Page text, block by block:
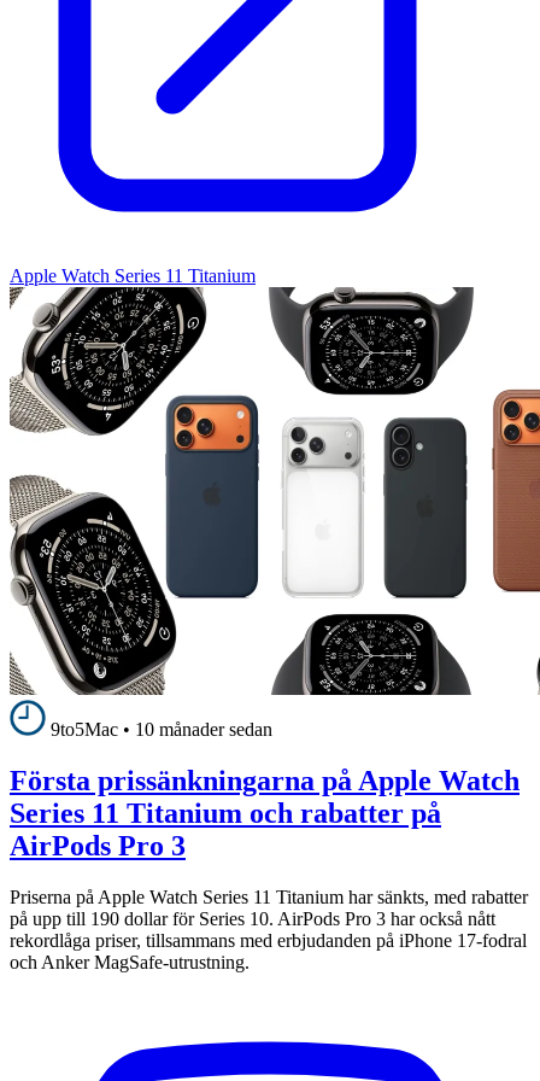
Apple Watch Series 11 Titanium
9to5Mac • 10 månader sedan
Första prissänkningarna på Apple Watch
Series 11 Titanium och rabatter på
AirPods Pro 3
Priserna på Apple Watch Series 11 Titanium har sänkts, med rabatter
på upp till 190 dollar för Series 10. AirPods Pro 3 har också nått
rekordlåga priser, tillsammans med erbjudanden på iPhone 17-fodral
och Anker MagSafe-utrustning.